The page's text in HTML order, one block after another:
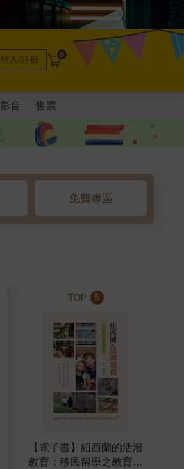
登入/註冊 0
影音 售票
免費專區
TOP 5
【電子書】紐西蘭的活潑
教育：移民留學之教育指